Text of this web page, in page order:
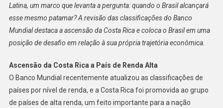
Se
Torna
O
Mais
De
Renda
Alta
Latina, um marco que levanta a pergunta: quando o Brasil alcançará
esse mesmo patamar? A revisão das classificações do Banco
Mundial destaca a ascensão da Costa Rica e coloca o Brasil em uma
posição de desafio em relação à sua própria trajetória econômica.
Ascensão da Costa Rica a País de Renda Alta
O Banco Mundial recentemente atualizou as classificações de
países por nível de renda, e a Costa Rica foi promovida ao grupo
de países de alta renda, um feito importante para a nação